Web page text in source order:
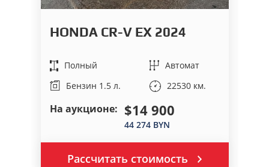
HONDA CR-V EX 2024
Полный
Автомат
Бензин 1.5 л.
22530 км.
На аукционе: $14 900
44 274 BYN
Рассчитать стоимость